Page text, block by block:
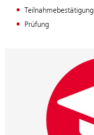
Teilnahmebestätigung
Prüfung